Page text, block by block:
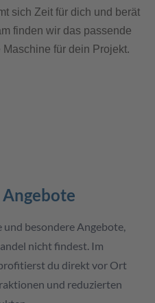
sich Zeit für dich und berät
finden wir das passende
für dein Projekt.
besondere Angebote,
nicht findest. Im
du direkt vor Ort
und reduzierten